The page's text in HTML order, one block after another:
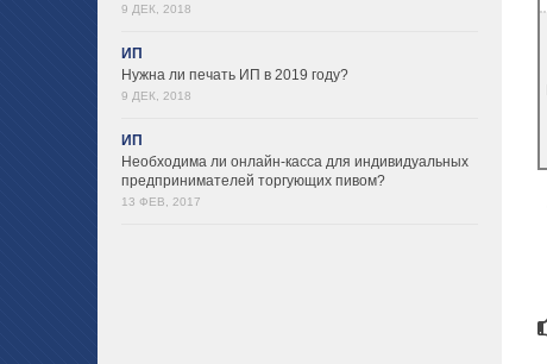
9 ДЕК, 2018
ИП
Нужна ли печать ИП в 2019 году?
9 ДЕК, 2018
ИП
Необходима ли онлайн-касса для индивидуальных
предпринимателей торгующих пивом?
13 ФЕВ, 2017